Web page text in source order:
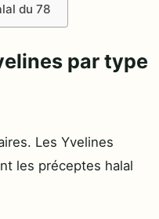
du 78
par type
Les Yvelines
les préceptes halal